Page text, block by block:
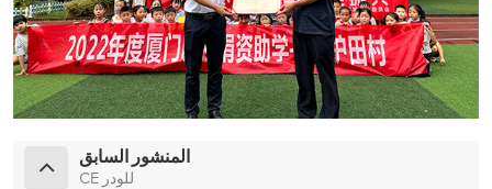
المنشور السابق
CE للودر